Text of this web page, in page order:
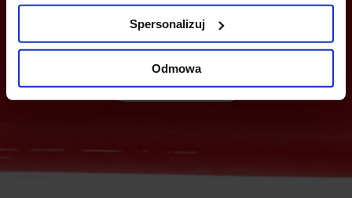
Spersonalizuj
Odmowa
Wyślij